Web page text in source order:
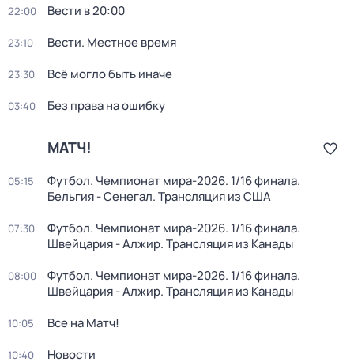
22:00 Вести в 20:00
23:10 Вести. Местное время
23:30 Всё могло быть иначе
03:40 Без права на ошибку
МАТЧ!
05:15
Футбол. Чемпионат мира-2026. 1/16 финала.
Бельгия - Сенегал. Трансляция из США
07:30
Футбол. Чемпионат мира-2026. 1/16 финала.
Швейцария - Алжир. Трансляция из Канады
08:00
Футбол. Чемпионат мира-2026. 1/16 финала.
Швейцария - Алжир. Трансляция из Канады
10:05 Все на Матч!
10:40 Новости